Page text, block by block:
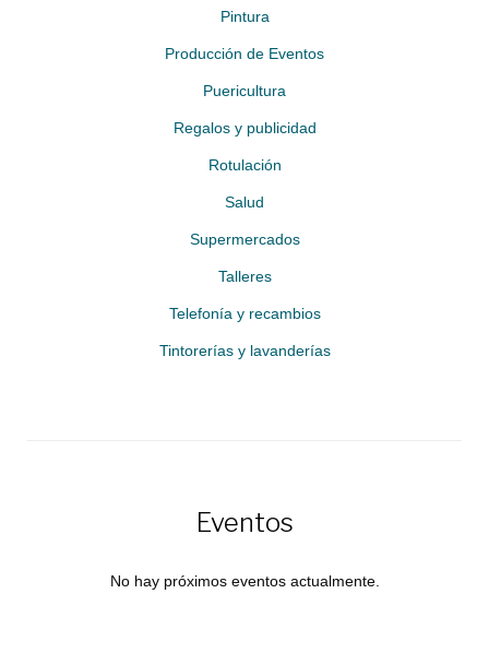
Pintura
Producción de Eventos
Puericultura
Regalos y publicidad
Rotulación
Salud
Supermercados
Talleres
Telefonía y recambios
Tintorerías y lavanderías
Eventos
No hay próximos eventos actualmente.